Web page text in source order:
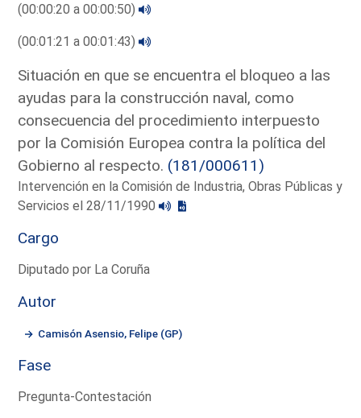
(00:00:20 a 00:00:50)
(00:01:21 a 00:01:43)
Situación en que se encuentra el bloqueo a las
ayudas para la construcción naval, como
consecuencia del procedimiento interpuesto
por la Comisión Europea contra la política del
Gobierno al respecto. (181/000611)
Intervención en la Comisión de Industria, Obras Públicas y
Servicios el 28/11/1990
Cargo
Diputado por La Coruña
Autor
Camisón Asensio, Felipe (GP)
Fase
Pregunta-Contestación